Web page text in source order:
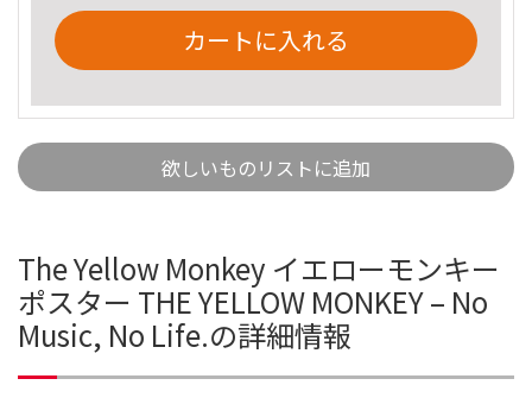
カートに入れる
欲しいものリストに追加
The Yellow Monkey イエローモンキー
ポスター THE YELLOW MONKEY – No
Music, No Life.の詳細情報